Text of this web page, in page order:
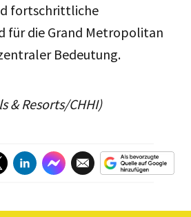
fortschrittliche
für die Grand Metropolitan
Bedeutung.
& Resorts/CHHI)